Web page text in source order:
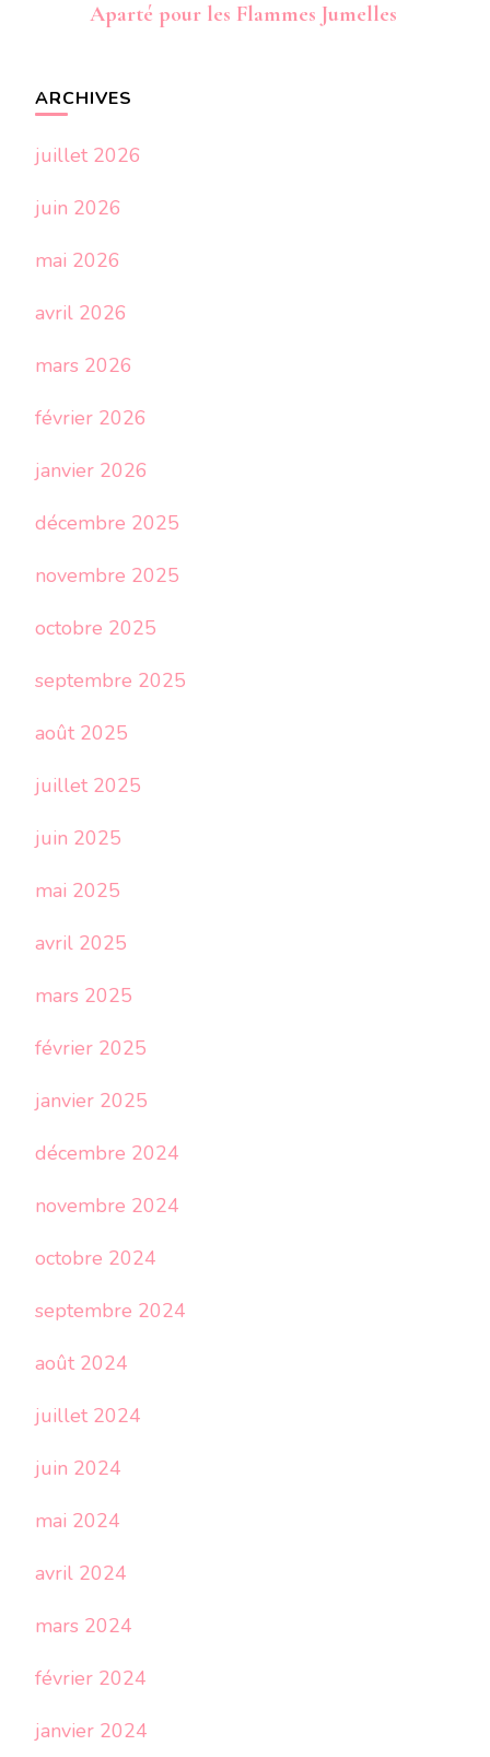
Aparté pour les Flammes Jumelles
ARCHIVES
juillet 2026
juin 2026
mai 2026
avril 2026
mars 2026
février 2026
janvier 2026
décembre 2025
novembre 2025
octobre 2025
septembre 2025
août 2025
juillet 2025
juin 2025
mai 2025
avril 2025
mars 2025
février 2025
janvier 2025
décembre 2024
novembre 2024
octobre 2024
septembre 2024
août 2024
juillet 2024
juin 2024
mai 2024
avril 2024
mars 2024
février 2024
janvier 2024